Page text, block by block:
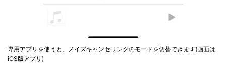
専用アプリを使うと、ノイズキャンセリングのモードを切替できます(画面は
iOS版アプリ)